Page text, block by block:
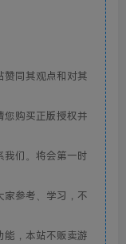
同其观点和对其
购买正版授权并
们。将会第一时
参考、学习，不
，本站不贩卖游